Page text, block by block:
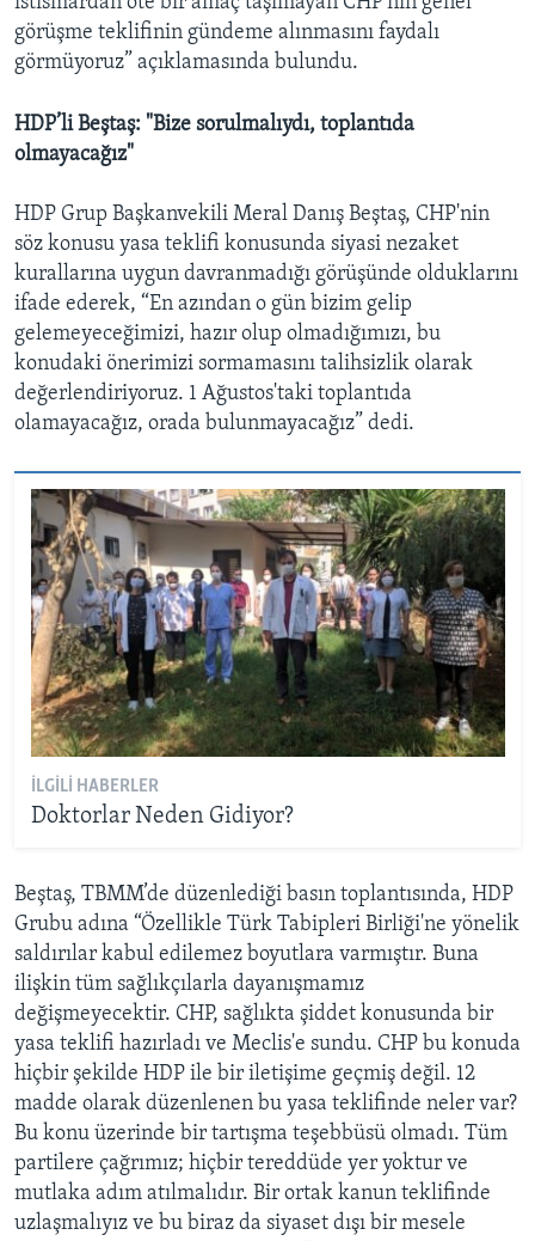
görüşme teklifinin gündeme alınmasını faydalı
görmüyoruz” açıklamasında bulundu.
HDP’li Beştaş: "Bize sorulmalıydı, toplantıda
olmayacağız"
HDP Grup Başkanvekili Meral Danış Beştaş, CHP'nin
söz konusu yasa teklifi konusunda siyasi nezaket
kurallarına uygun davranmadığı görüşünde olduklarını
ifade ederek, “En azından o gün bizim gelip
gelemeyeceğimizi, hazır olup olmadığımızı, bu
konudaki önerimizi sormamasını talihsizlik olarak
değerlendiriyoruz. 1 Ağustos'taki toplantıda
olamayacağız, orada bulunmayacağız” dedi.
İLGILI HABERLER
Doktorlar Neden Gidiyor?
Beştaş, TBMM’de düzenlediği basın toplantısında, HDP
Grubu adına “Özellikle Türk Tabipleri Birliği'ne yönelik
saldırılar kabul edilemez boyutlara varmıştır. Buna
ilişkin tüm sağlıkçılarla dayanışmamız
değişmeyecektir. CHP, sağlıkta şiddet konusunda bir
yasa teklifi hazırladı ve Meclis'e sundu. CHP bu konuda
hiçbir şekilde HDP ile bir iletişime geçmiş değil. 12
madde olarak düzenlenen bu yasa teklifinde neler var?
Bu konu üzerinde bir tartışma teşebbüsü olmadı. Tüm
partilere çağrımız; hiçbir tereddüde yer yoktur ve
mutlaka adım atılmalıdır. Bir ortak kanun teklifinde
uzlaşmalıyız ve bu biraz da siyaset dışı bir mesele